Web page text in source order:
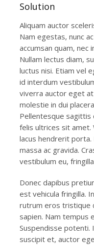
Solution
Aliquam auctor
Nam egestas, nunc
accumsan quam, nec
Nullam lectus diam,
luctus nisi. Etiam vel
id interdum
viverra auctor eget at
molestie in dui
Pellentesque sagittis
felis ultrices sit amet.
lacus hendrerit porta.
massa ac gravida.
vestibulum eu,
Donec dapibus
est vehicula fringilla.
rutrum eros tristique
sapien. Nam tempus
Suspendisse potenti.
suscipit et, auctor